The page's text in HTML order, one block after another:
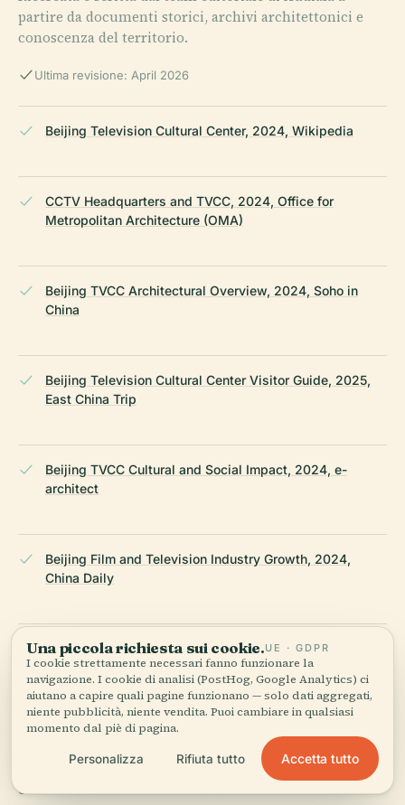
partire da documenti storici, archivi architettonici e
conoscenza del territorio.
Ultima revisione: April 2026
Beijing Television Cultural Center, 2024, Wikipedia
CCTV Headquarters and TVCC, 2024, Office for
Metropolitan Architecture (OMA)
Beijing TVCC Architectural Overview, 2024, Soho in
China
Beijing Television Cultural Center Visitor Guide, 2025,
East China Trip
Beijing TVCC Cultural and Social Impact, 2024, e-
architect
Beijing Film and Television Industry Growth, 2024,
China Daily
Beijing Television Cultural Center Fire Incident and
Recovery, 2009–2012, Art-Facts
Wikipedia — Television Cultural Center
ULTIMA REVISIONE:
Una piccola richiesta sui cookie.UE · GDPR
I cookie strettamente necessari fanno funzionare la
navigazione. I cookie di analisi (PostHog, Google Analytics) ci
aiutano a capire quali pagine funzionano — solo dati aggregati,
niente pubblicità, niente vendita. Puoi cambiare in qualsiasi
momento dal piè di pagina.
Personalizza Rifiuta tutto Accetta tutto